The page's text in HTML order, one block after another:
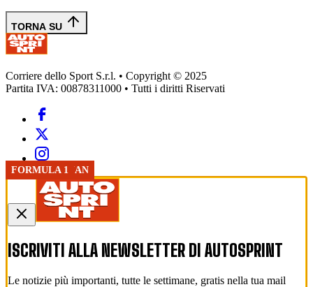
GP AZERBAIJAN
FORMULA 1
TORNA SU
Corriere dello Sport S.r.l. • Copyright © 2025
Partita IVA: 00878311000 • Tutti i diritti Riservati
ISCRIVITI ALLA NEWSLETTER DI AUTOSPRINT
Le notizie più importanti, tutte le settimane, gratis nella tua mail